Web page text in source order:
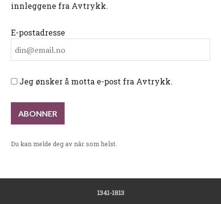
innleggene fra Avtrykk.
E-postadresse
Jeg ønsker å motta e-post fra Avtrykk.
Du kan melde deg av når som helst.
1341-1813